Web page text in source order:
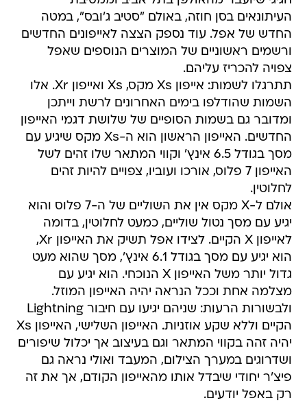
העיתונאים בסן חוזה, באולם "סטיב ג'ובס", במטה
החדש של אפל. עוד נספק הצצה לאייפונים החדשים
ורשמים ראשוניים של המוצרים הנוספים שאפל
צפויה להכריז עליהם.
תתרגלו לשמות: אייפון Xs מקס, Xs ואייפון Xr. אלו
השמות שהודלפו בימים האחרונים לרשת וייתכן
ומדובר גם בשמות הסופיים של שלושת דגמי האייפון
החדשים. האייפון הראשון הוא ה-Xs מקס שיגיע עם
מסך בגודל 6.5 אינץ' וקווי המתאר שלו זהים לשל
האייפון 7 פלוס, אורכו ועוביו, צפויים להיות זהים
לחלוטין.
אולם ל-X מקס אין את השוליים של ה-7 פלוס והוא
יגיע עם מסך נטול שוליים, כמעט לחלוטין, בדומה
לאייפון X הקיים. לצידו אפל תשיק את האייפון Xr,
הוא יגיע עם מסך בגודל 6.1 אינץ', מסך שהוא מעט
גדול יותר משל האייפון X הנוכחי. הוא יגיע עם
מצלמה אחת וככל הנראה יהיה האייפון המוזל.
ולבשורות הרעות: שניהם יגיעו עם חיבור Lightning
הקיים וללא שקע אוזניות. האייפון השלישי, האייפון Xs
יהיה זהה בקווי המתאר וגם בעיצוב אך יכלול שיפורים
ושדרוגים במערך הצילום, המעבד ואולי נראה גם
פיצ'ר יחודי שיבדל אותו מהאייפון הקודם, אך את זה
רק באפל יודעים.